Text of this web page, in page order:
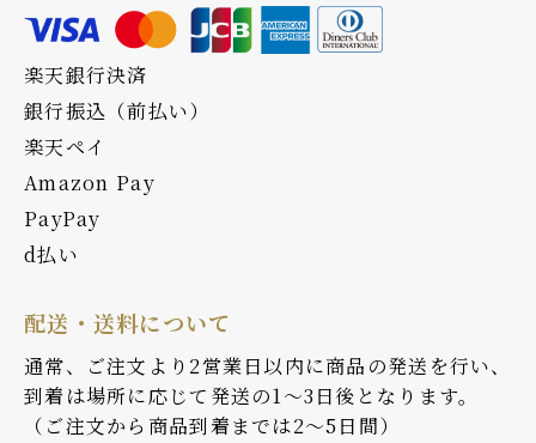
楽天銀行決済
銀行振込（前払い）
楽天ペイ
Amazon Pay
PayPay
d払い
配送・送料について
通常、ご注文より2営業日以内に商品の発送を行い、
到着は場所に応じて発送の1〜3日後となります。
（ご注文から商品到着までは2〜5日間）